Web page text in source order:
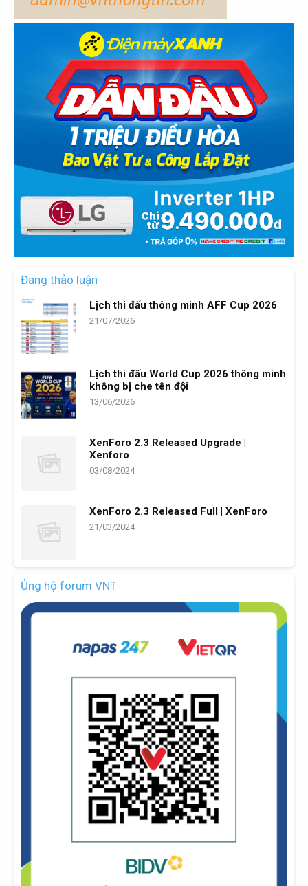
Đang thảo luận
Lịch thi đấu thông minh AFF Cup 2026
21/07/2026
Lịch thi đấu World Cup 2026 thông minh
không bị che tên đội
13/06/2026
XenForo 2.3 Released Upgrade |
Xenforo
03/08/2024
XenForo 2.3 Released Full | XenForo
21/03/2024
Ủng hộ forum VNT